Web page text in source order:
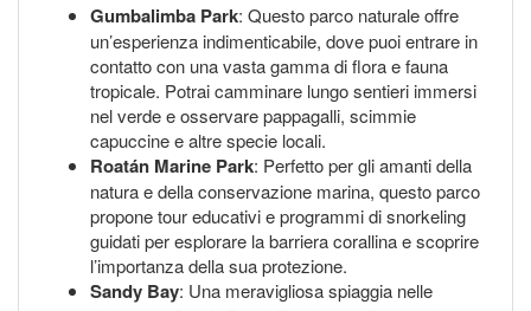
Gumbalimba Park: Questo parco naturale offre
un’esperienza indimenticabile, dove puoi entrare in
contatto con una vasta gamma di flora e fauna
tropicale. Potrai camminare lungo sentieri immersi
nel verde e osservare pappagalli, scimmie
capuccine e altre specie locali.
Roatán Marine Park: Perfetto per gli amanti della
natura e della conservazione marina, questo parco
propone tour educativi e programmi di snorkeling
guidati per esplorare la barriera corallina e scoprire
l’importanza della sua protezione.
Sandy Bay: Una meravigliosa spiaggia nelle